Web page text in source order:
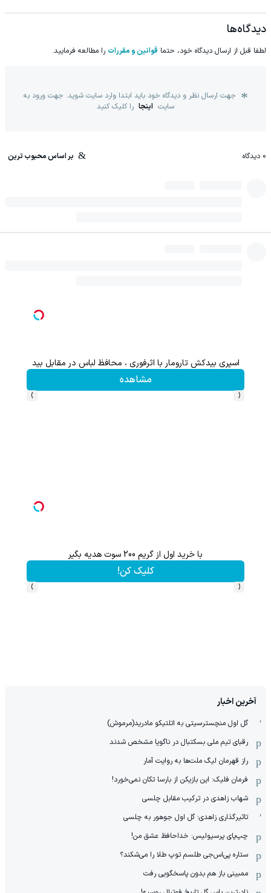
دیدگاه‌ها
لطفا قبل از ارسال دیدگاه خود، حتما قوانین و مقررات را مطالعه فرمایید.
جهت ارسال نظر و دیدگاه خود باید ابتدا وارد سایت شوید. جهت ورود به
سایت اینجا را کلیک کنید
0 دیدگاه بر اساس محبوب ترین
بیشتر)
اسپری بیدکش تارومار با اثرفوری ، محافظ لباس در مقابل بید
مشاهده
‹
›
با خرید اول از گریم 200 سوت هدیه بگیر
کلیک کن!
‹
›
آخرین اخبار
گل اول منچسترسیتی به اتلتیکو مادرید(مرموش)
رقبای تیم ملی بسکتبال در ناگویا مشخص‌ شدند
راز قهرمان لیگ ملت‌ها به روایت آمار
فرمان فلیک: این بازیکن از بارسا تکان نمی‌خورد!
شهاب زاهدی در ترکیب مقابل چلسی
تاثیرگذاری زاهدی؛ گل اول جوهور به چلسی
چپ‌پای پرسپولیس: خداحافظ عشق من!
ستاره پی‌اس‌جی طلسم توپ طلا را می‌شکند؟
ممبینی باز هم بدون پاسخگویی رفت